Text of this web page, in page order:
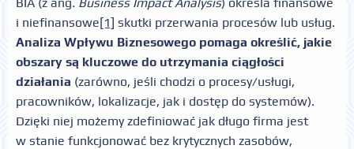
i niefinansowe[1] skutki przerwania procesów lub usług.
Analiza Wpływu Biznesowego pomaga określić, jakie
obszary są kluczowe do utrzymania ciągłości
działania (zarówno, jeśli chodzi o procesy/usługi,
pracowników, lokalizacje, jak i dostęp do systemów).
Dzięki niej możemy zdefiniować jak długo firma jest
w stanie funkcjonować bez krytycznych zasobów,